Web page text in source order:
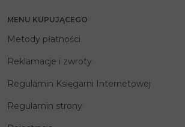
MENU KUPUJĄCEGO
Metody płatności
Reklamacje i zwroty
Regulamin Księgarni Internetowej
Regulamin strony